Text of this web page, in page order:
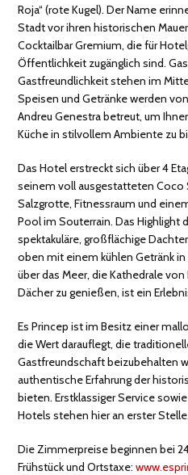
Roja“ (rote Kugel). Der Name
Stadt vor ihren historischen
Cocktailbar Gremium, die für
Öffentlichkeit zugänglich sind.
Gastfreundlichkeit stehen im
Speisen und Getränke werden
Andreu Genestra betreut, um
Küche in stilvollem Ambiente zu
Das Hotel erstreckt sich über 4
seinem voll ausgestatteten Coco
Salzgrotte, Fitnessraum und
Pool im Souterrain. Das Highlight
spektakuläre, großflächige
oben mit einem kühlen Getränk
über das Meer, die Kathedrale
Dächer zu genießen, ist ein
Es Princep ist im Besitz einer
die Wert darauflegt, die
Gastfreundschaft beizubehalten
authentische Erfahrung der
bieten. Erstklassiger Service
Hotels stehen hier an erster Stelle.
Die Zimmerpreise beginnen bei
Frühstück und Ortstaxe: